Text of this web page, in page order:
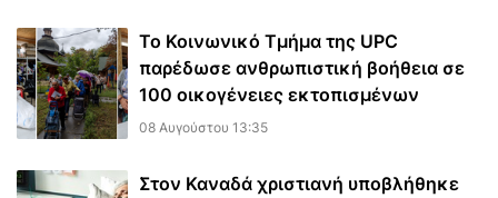
Το Κοινωνικό Τμήμα της UPC
παρέδωσε ανθρωπιστική βοήθεια σε
100 οικογένειες εκτοπισμένων
08 Αυγούστου 13:35
Στον Καναδά χριστιανή υποβλήθηκε